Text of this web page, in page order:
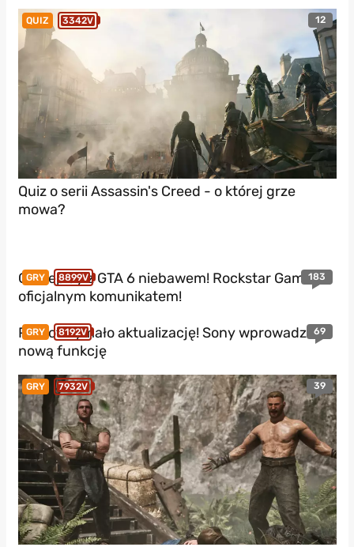
QUIZ 3342V 12
Quiz o serii Assassin's Creed - o której grze
mowa?
GRY 8899V 183
Gameplay z GTA 6 niebawem! Rockstar Games z
oficjalnym komunikatem!
GRY 8192V 69
PS5 otrzymało aktualizację! Sony wprowadza
nową funkcję
GRY 7932V 39